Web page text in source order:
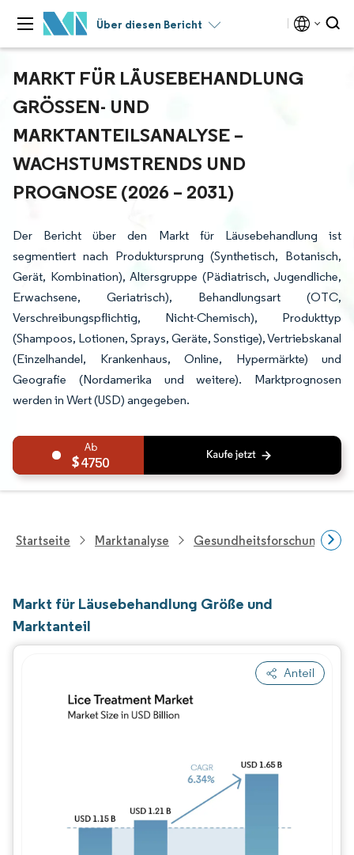
Über diesen Bericht
MARKT FÜR LÄUSEBEHANDLUNG
GRÖSSEN- UND M
ARKTANTEILSANALYSE – W
ACHSTUMSTRENDS UND P
ROGNOSE (2026 – 2031)
Der Bericht über den Markt für Läusebehandlung ist
segmentiert nach Produktursprung (Synthetisch, Botanisch,
Gerät, Kombination), Altersgruppe (Pädiatrisch, Jugendliche,
Erwachsene, Geriatrisch), Behandlungsart (OTC,
Verschreibungspflichtig, Nicht-Chemisch), Produkttyp
(Shampoos, Lotionen, Sprays, Geräte, Sonstige), Vertriebskanal
(Einzelhandel, Krankenhaus, Online, Hypermärkte) und
Geografie (Nordamerika und weitere). Marktprognosen
werden in Wert (USD) angegeben.
4750
Startseite Marktanalyse Gesundheitsforschung
Markt für Läusebehandlung Größe und
Marktanteil
Anteil